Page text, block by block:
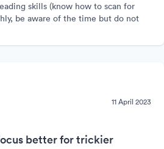
skills (know how to scan for
be aware of the time but do not
11 April 2023
better for trickier